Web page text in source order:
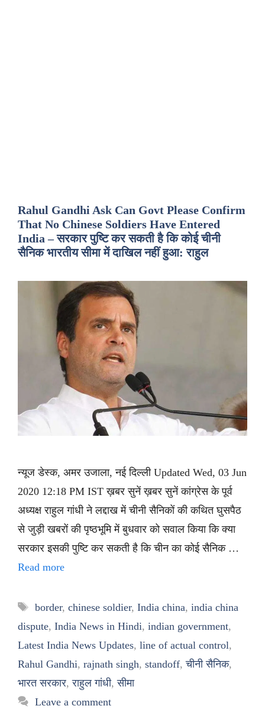
Rahul Gandhi Ask Can Govt Please Confirm
That No Chinese Soldiers Have Entered
India – सरकार पुष्टि कर सकती है कि कोई चीनी
सैनिक भारतीय सीमा में दाखिल नहीं हुआ: राहुल
न्यूज डेस्क, अमर उजाला, नई दिल्ली Updated Wed, 03 Jun
2020 12:18 PM IST ख़बर सुनें ख़बर सुनें कांग्रेस के पूर्व
अध्यक्ष राहुल गांधी ने लद्दाख में चीनी सैनिकों की कथित घुसपैठ
से जुड़ी खबरों की पृष्ठभूमि में बुधवार को सवाल किया कि क्या
सरकार इसकी पुष्टि कर सकती है कि चीन का कोई सैनिक …
Read more
Tags
border, chinese soldier, India china, india china
dispute, India News in Hindi, indian government,
Latest India News Updates, line of actual control,
Rahul Gandhi, rajnath singh, standoff,चीनी सैनिक,
भारत सरकार,राहुल गांधी,सीमा
Leave a comment